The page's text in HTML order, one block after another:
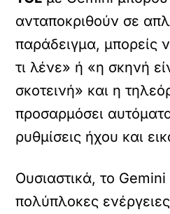
ανταποκριθούν σε
παράδειγμα, μπορείς
τι λένε» ή «η σκηνή
σκοτεινή» και η
προσαρμόσει αυτόματα
ρυθμίσεις ήχου και
Ουσιαστικά, το Gemini
πολύπλοκες